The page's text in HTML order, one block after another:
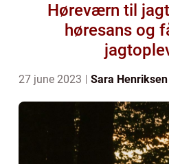
Høreværn til
høresans og
27 june 2023 Sara Henriksen